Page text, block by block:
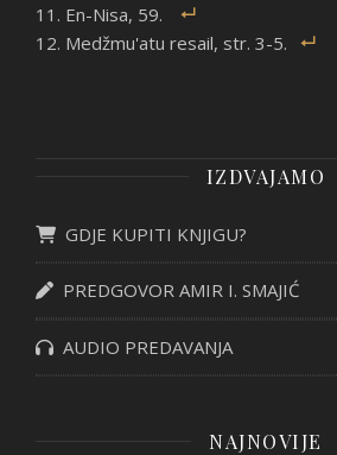
En-Nisa, 59.
Medžmu'atu resail, str. 3-5.
IZDVAJAMO
GDJE KUPITI KNJIGU?
PREDGOVOR AMIR I. SMAJIĆ
AUDIO PREDAVANJA
NAJNOVIJE